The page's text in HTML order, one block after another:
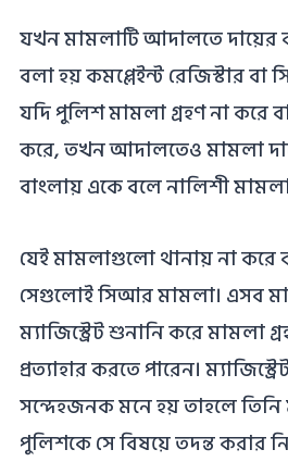
যখন মামলাটি আদালতে দায়ের
বলা হয় কমপ্লেইন্ট রেজিস্টার
যদি পুলিশ মামলা গ্রহণ না করে
করে, তখন আদালতেও মামলা
বাংলায় একে বলে নালিশী
যেই মামলাগুলো থানায় না
সেগুলোই সিআর মামলা। এসব
ম্যাজিস্ট্রেট শুনানি করে মামলা
প্রত্যাহার করতে পারেন।
সন্দেহজনক মনে হয় তাহলে তিনি
পুলিশকে সে বিষয়ে তদন্ত করার